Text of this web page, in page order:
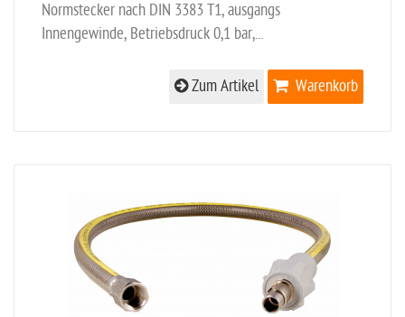
Normstecker nach DIN 3383 T1, ausgangs
Innengewinde, Betriebsdruck 0,1 bar,...
Warenkorb
Zum Artikel